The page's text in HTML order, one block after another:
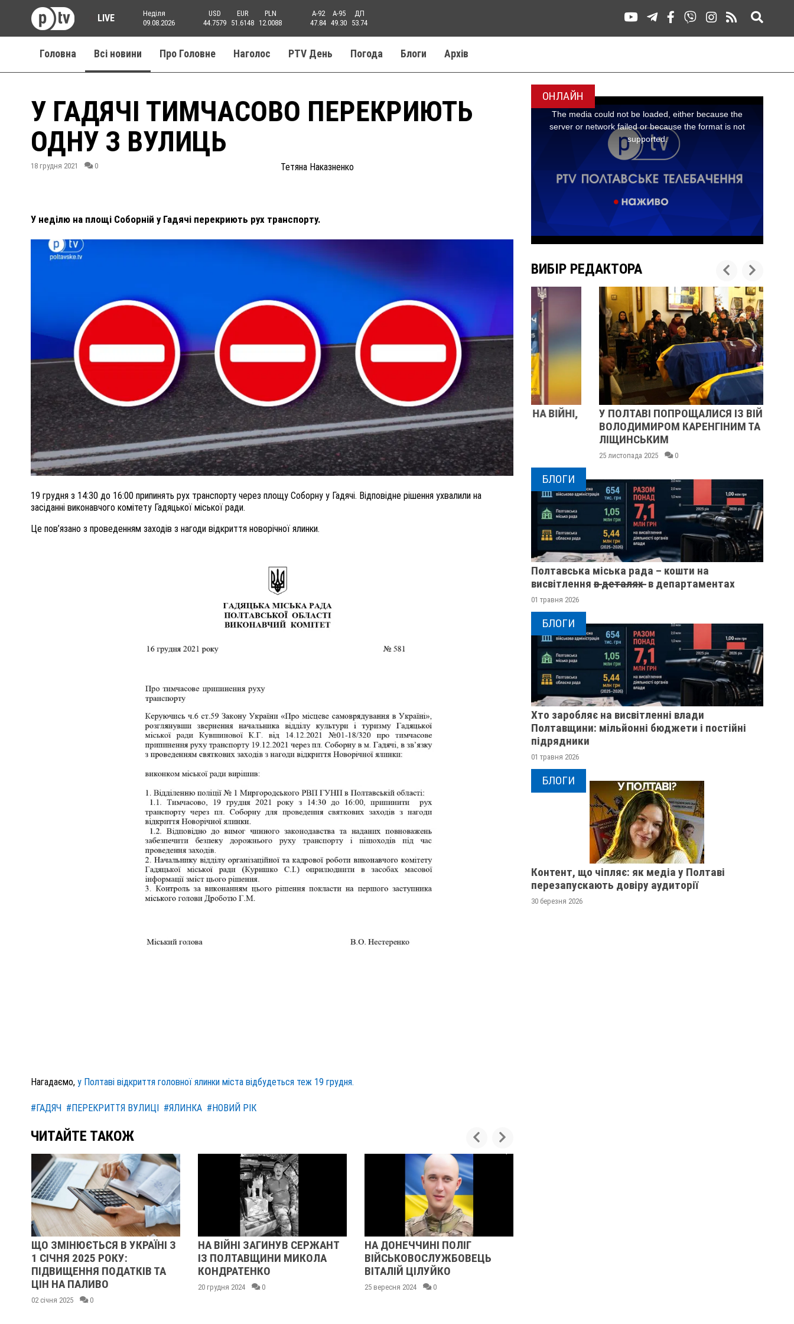
LIVE
Неділя
09.08.2026
USD
44.7579
EUR
51.6148
PLN
12.0088
A-92
47.84
A-95
49.30
ДП
53.74
Головна Всі новини Про Головне Наголос PTV День Погода Блоги Aрхів
У ГАДЯЧІ ТИМЧАСОВО ПЕРЕКРИЮТЬ
ОДНУ З ВУЛИЦЬ
18 грудня 2021 0 Тетяна Наказненко
У неділю на площі Соборній у Гадячі перекриють рух транспорту.
19 грудня з 14:30 до 16:00 припинять рух транспорту через площу Соборну у Гадячі. Відповідне рішення ухвалили на
засіданні виконавчого комітету Гадяцької міської ради.
Це пов’язано з проведенням заходів з нагоди відкриття новорічної ялинки.
Нагадаємо, у Полтаві відкриття головної ялинки міста відбудеться теж 19 грудня.
#ГАДЯЧ #ПЕРЕКРИТТЯ ВУЛИЦІ #ЯЛИНКА #НОВИЙ РІК
ЧИТАЙТЕ ТАКОЖ
В УКРАЇНІ З
2025 РОКУ:
ПОДАТКІВ ТА
ПАЛИВО
0
НА ВІЙНІ ЗАГИНУВ СЕРЖАНТ
ІЗ ПОЛТАВЩИНИ МИКОЛА
КОНДРАТЕНКО
0
НА ДОНЕЧЧИНІ ПОЛІГ
ВІЙСЬКОВОСЛУЖБОВЕЦЬ
ВІТАЛІЙ ЦІЛУЙКО
0
ОЧІКУВАННЯ, ПІДТВЕРДИЛИ
ОНЛАЙН
ВИБІР РЕДАКТОРА
ПОЛІЦІЯ ПОЛТАВЩИНИ РОЗШУКУЄ 62-РІЧНУ
ЛЮДМИЛУ ТИМЧЕНКО
26 листопада 2025 0
ВНАСЛІДОК ПОРАНЕНЬ, ОТРИМАНИХ НА ВІЙНІ,
ПОМЕР ВОЇН ЮРІЙ ВОЙТИК
25 листопада 2025 0
У ПОЛТАВІ ПОПРОЩАЛИСЯ ІЗ ВІЙСЬКОВИМИ
ВОЛОДИМИРОМ КАРЕНГІНИМ ТА ОЛЕГОМ
ЛІЩИНСЬКИМ
0
БЛОГИ
Полтавська міська рада – кошти на
висвітлення в̶ ̶д̶е̶т̶а̶л̶я̶х̶ ̶ в департаментах
01 травня 2026
БЛОГИ
Хто заробляє на висвітленні влади
Полтавщини: мільйонні бюджети і постійні
підрядники
01 травня 2026
БЛОГИ
Контент, що чіпляє: як медіа у Полтаві
перезапускають довіру аудиторії
30 березня 2026